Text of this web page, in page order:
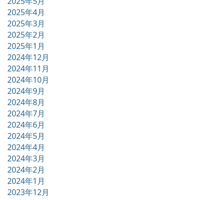
2025年4月
2025年3月
2025年2月
2025年1月
2024年12月
2024年11月
2024年10月
2024年9月
2024年8月
2024年7月
2024年6月
2024年5月
2024年4月
2024年3月
2024年2月
2024年1月
2023年12月